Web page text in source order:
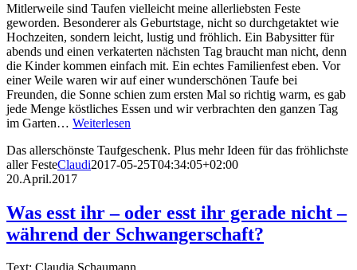
Mitlerweile sind Taufen vielleicht meine allerliebsten Feste
geworden. Besonderer als Geburtstage, nicht so durchgetaktet wie
Hochzeiten, sondern leicht, lustig und fröhlich. Ein Babysitter für
abends und einen verkaterten nächsten Tag braucht man nicht, denn
die Kinder kommen einfach mit. Ein echtes Familienfest eben. Vor
einer Weile waren wir auf einer wunderschönen Taufe bei
Freunden, die Sonne schien zum ersten Mal so richtig warm, es gab
jede Menge köstliches Essen und wir verbrachten den ganzen Tag
im Garten… Weiterlesen
Das allerschönste Taufgeschenk. Plus mehr Ideen für das fröhlichste
aller FesteClaudi2017-05-25T04:34:05+02:00
20.April.2017
Was esst ihr – oder esst ihr gerade nicht –
während der Schwangerschaft?